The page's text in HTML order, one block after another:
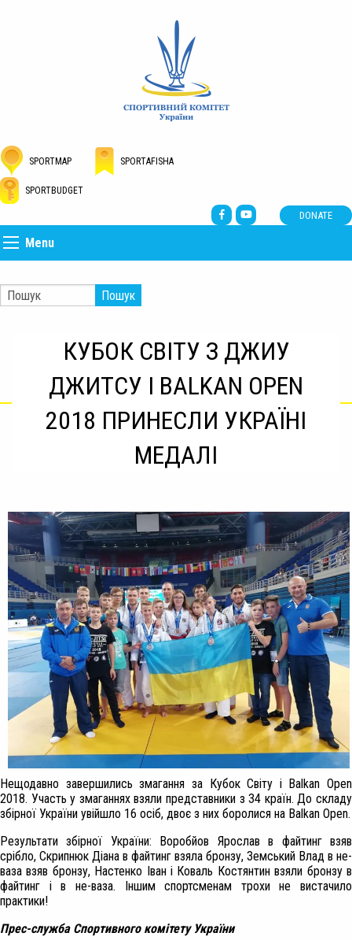
SPORTMAP SPORTAFISHA
SPORTBUDGET
DONATE
Menu
Пошук
КУБОК СВІТУ З ДЖИУ
ДЖИТСУ І BALKAN OPEN
2018 ПРИНЕСЛИ УКРАЇНІ
МЕДАЛІ
Нещодавно завершились змагання за Кубок Світу і Balkan Open
2018. Участь у змаганнях взяли представники з 34 країн. До складу
збірної України увійшло 16 осіб, двоє з них боролися на Balkan Open.
Результати збірної України: Воробйов Ярослав в файтинг взяв
срібло, Скрипнюк Діана в файтинг взяла бронзу, Земський Влад в не-
ваза взяв бронзу, Настенко Іван і Коваль Костянтин взяли бронзу в
файтинг і в не-ваза. Іншим спортсменам трохи не вистачило
практики!
Прес-служба Спортивного комітету України